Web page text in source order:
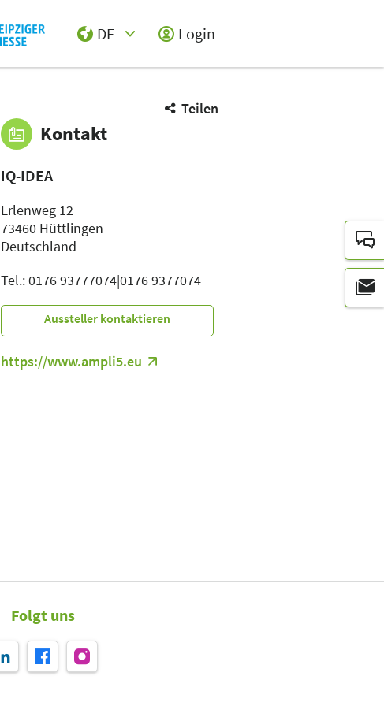
DE
Login
Teilen
Kontakt
IQ-IDEA
Erlenweg 12
73460 Hüttlingen
Deutschland
Tel.: 0176 93777074|0176 9377074
Aussteller kontaktieren
https://www.ampli5.eu
Folgt uns